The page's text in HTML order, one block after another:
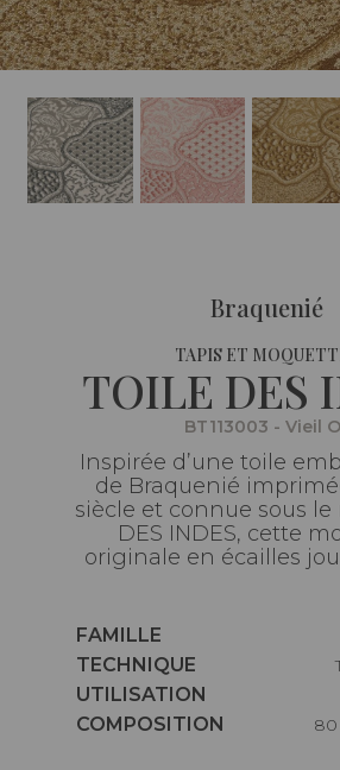
Braquenié
TAPIS ET
TOILE DES
BT113003 - Vieil
Inspirée d’une toile
de Braquenié
siècle et connue sous le
DES INDES, cette
originale en écailles
Caractéristiques
FAMILLE
Caractéristiques
TECHNIQUE
Caractéristiques
UTILISATION
Caractéristiques
COMPOSITION
80 % Laine - 20 %